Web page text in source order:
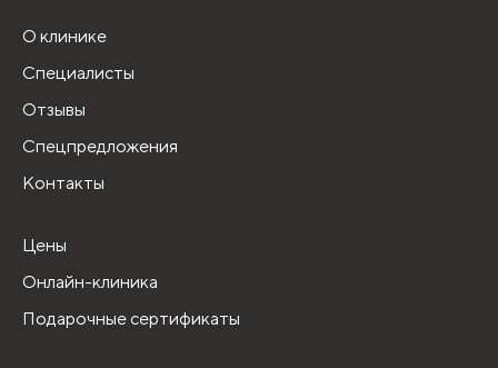
О клинике
Специалисты
Отзывы
Спецпредложения
Контакты
Цены
Онлайн-клиника
Подарочные сертификаты